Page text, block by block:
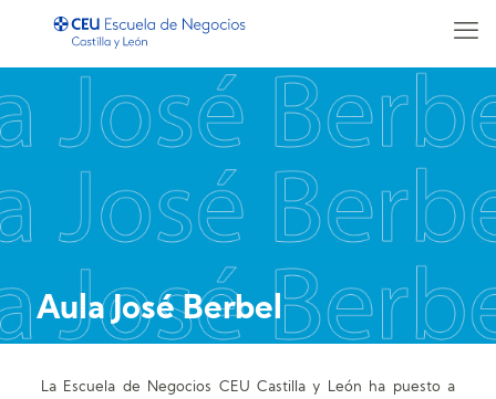
Aula José Berbel
La Escuela de Negocios CEU Castilla y León ha puesto a